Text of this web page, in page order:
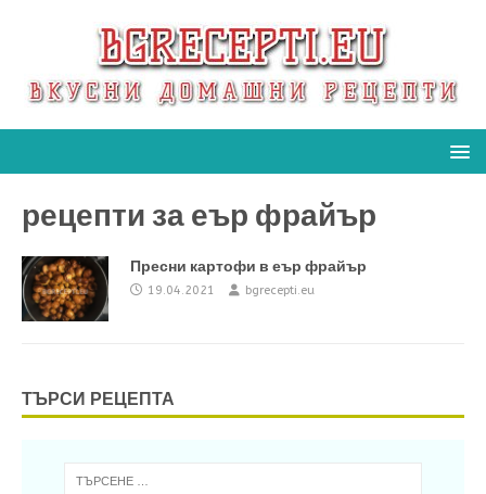
рецепти за еър фрайър
Пресни картофи в еър фрайър
19.04.2021 bgrecepti.eu
ТЪРСИ РЕЦЕПТА